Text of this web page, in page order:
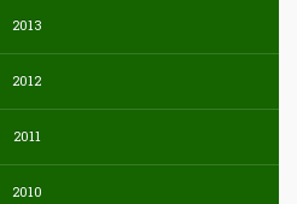
2013
2012
2011
2010